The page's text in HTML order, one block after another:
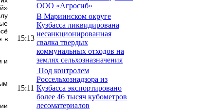
в
и
ООО «Агросиб»
15:13
В Мариинском округе
Кузбасса ликвидирована
несанкционированная
свалка твердых
коммунальных отходов на
землях сельхозназначения
15:11
Под контролем
Россельхознадзора из
Кузбасса экспортировано
более 46 тысяч кубометров
лесоматериалов